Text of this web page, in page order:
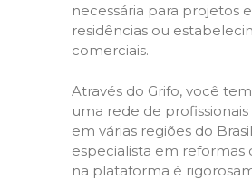
necessária para projetos
residências ou
comerciais.
Através do Grifo, você
uma rede de
em várias regiões do
especialista em reformas
na plataforma é